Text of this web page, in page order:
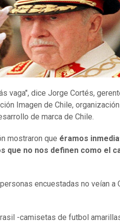
vaga", dice Jorge Cortés,
Imagen de Chile,
de marca de Chile.
mostraron que éramos
que no nos definen como el
encuestadas no veían a
-camisetas de futbol